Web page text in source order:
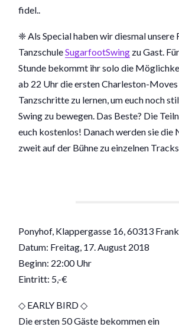
fidel..
❈ Als Special haben wir diesmal unsere
TanzschuleSugarfootSwing zu Gast.
Stunde bekommt ihr solo die
ab 22 Uhr die ersten Charleston-Moves
Tanzschritte zu lernen, um euch noch
Swing zu bewegen. Das Beste? Die
euch kostenlos! Danach werden sie die
zweit auf der Bühne zu einzelnen
Ponyhof, Klappergasse 16, 60313
Datum: Freitag, 17. August 2018
Beginn: 22:00 Uhr
Eintritt: 5,-€
◇ EARLY BIRD ◇
Die ersten 50 Gäste bekommen ein